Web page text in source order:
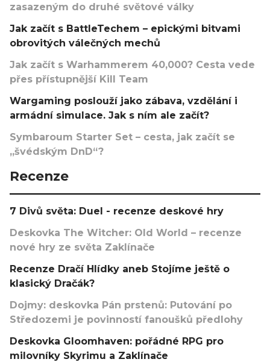
zasazeným do druhé světové války
Jak začít s BattleTechem – epickými bitvami
obrovitých válečných mechů
Jak začít s Warhammerem 40,000? Cesta vede
přes přístupnější Kill Team
Wargaming poslouží jako zábava, vzdělání i
armádní simulace. Jak s ním ale začít?
Symbaroum Starter Set – cesta, jak začít se
„švédským DnD“?
Recenze
7 Divů světa: Duel - recenze deskové hry
Deskovka The Witcher: Old World – recenze
nové hry ze světa Zaklínače
Recenze Dračí Hlídky aneb Stojíme ještě o
klasický Dračák?
Dojmy: deskovka Pán prstenů: Putování po
Středozemi je povinností fanoušků předlohy
Deskovka Gloomhaven: pořádné RPG pro
milovníky Skyrimu a Zaklínače